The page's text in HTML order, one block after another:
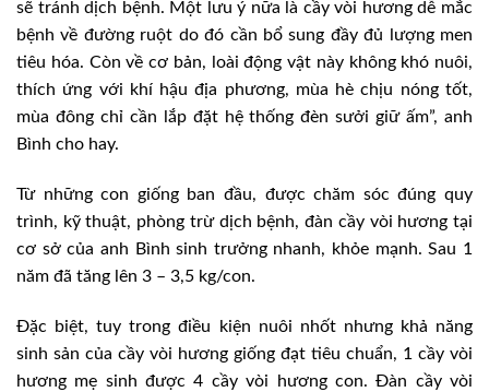
sẽ tránh dịch bệnh. Một lưu ý nữa là cầy vòi hương dễ mắc
bệnh về đường ruột do đó cần bổ sung đầy đủ lượng men
tiêu hóa. Còn về cơ bản, loài động vật này không khó nuôi,
thích ứng với khí hậu địa phương, mùa hè chịu nóng tốt,
mùa đông chỉ cần lắp đặt hệ thống đèn sưởi giữ ấm”, anh
Bình cho hay.
Từ những con giống ban đầu, được chăm sóc đúng quy
trình, kỹ thuật, phòng trừ dịch bệnh, đàn cầy vòi hương tại
cơ sở của anh Bình sinh trưởng nhanh, khỏe mạnh. Sau 1
năm đã tăng lên 3 – 3,5 kg/con.
Đặc biệt, tuy trong điều kiện nuôi nhốt nhưng khả năng
sinh sản của cầy vòi hương giống đạt tiêu chuẩn, 1 cầy vòi
hương mẹ sinh được 4 cầy vòi hương con. Đàn cầy vòi